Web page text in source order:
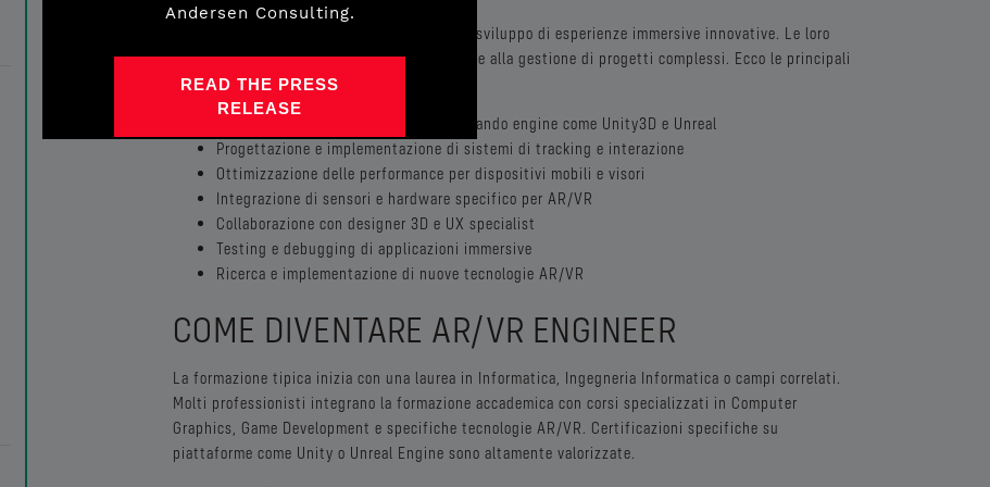
Gli AR/VR Engineer sono figure chiave nello sviluppo di esperienze immersive innovative. Le loro
responsabilità spaziano dalla programmazione alla gestione di progetti complessi. Ecco le principali
attività:
Sviluppo di applicazioni AR/VR utilizzando engine come Unity3D e Unreal
Progettazione e implementazione di sistemi di tracking e interazione
Ottimizzazione delle performance per dispositivi mobili e visori
Integrazione di sensori e hardware specifico per AR/VR
Collaborazione con designer 3D e UX specialist
Testing e debugging di applicazioni immersive
Ricerca e implementazione di nuove tecnologie AR/VR
COME DIVENTARE AR/VR ENGINEER
La formazione tipica inizia con una laurea in Informatica, Ingegneria Informatica o campi correlati.
Molti professionisti integrano la formazione accademica con corsi specializzati in Computer
Graphics, Game Development e specifiche tecnologie AR/VR. Certificazioni specifiche su
piattaforme come Unity o Unreal Engine sono altamente valorizzate.
Andersen Consulting.
READ THE PRESS
RELEASE